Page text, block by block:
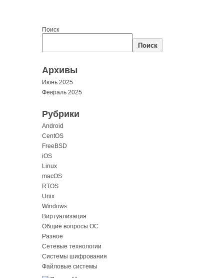
Поиск
Поиск
Архивы
Июнь 2025
Февраль 2025
Рубрики
Android
CentOS
FreeBSD
iOS
Linux
macOS
RTOS
Unix
Windows
Виртуализация
Общие вопросы ОС
Разное
Сетевые технологии
Системы шифрования
Файловые системы